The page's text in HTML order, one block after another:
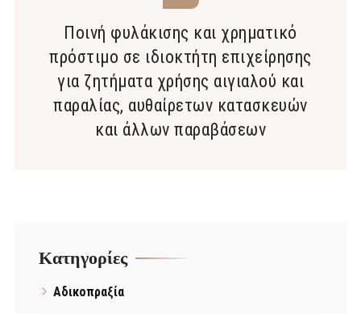
Ποινή φυλάκισης και χρηματικό
πρόστιμο σε ιδιοκτήτη επιχείρησης
για ζητήματα χρήσης αιγιαλού και
παραλίας, αυθαίρετων κατασκευών
και άλλων παραβάσεων
Kατηγορίες
Αδικοπραξία